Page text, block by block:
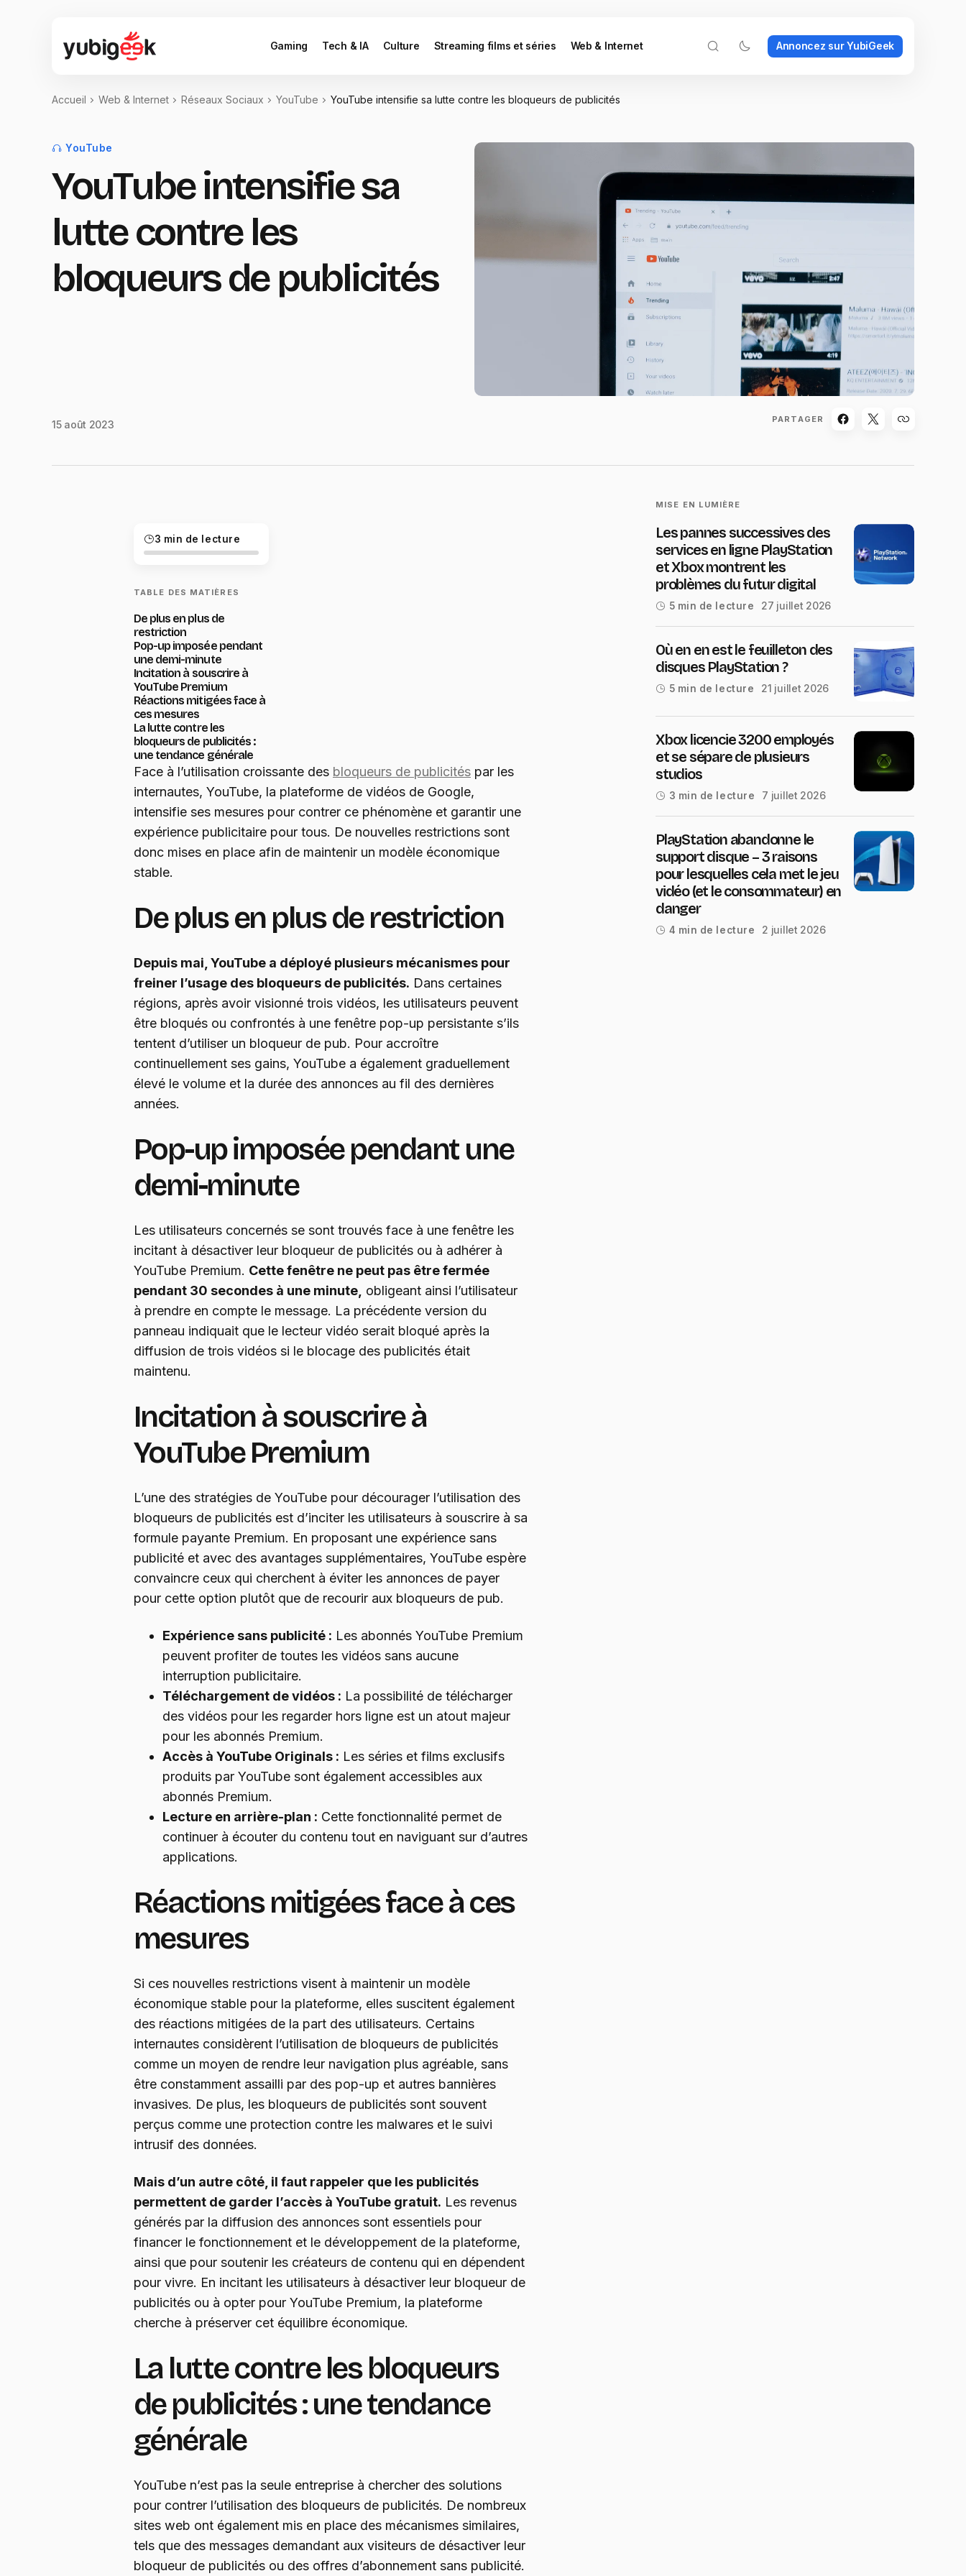
Gaming Tech & IA Culture Streaming films et séries Web & Internet Annoncez sur YubiGeek
Accueil Web & Internet Réseaux Sociaux YouTube YouTube intensifie sa lutte contre les bloqueurs de publicités
YouTube
YouTube intensifie sa
lutte contre les
bloqueurs de publicités
15 août 2023 PARTAGER
3 min de lecture
TABLE DES MATIÈRES
De plus en plus de
restriction
Pop-up imposée pendant
une demi-minute
Incitation à souscrire à
YouTube Premium
Réactions mitigées face à
ces mesures
La lutte contre les
bloqueurs de publicités :
une tendance générale
Face à l’utilisation croissante des bloqueurs de publicités par les
internautes, YouTube, la plateforme de vidéos de Google,
intensifie ses mesures pour contrer ce phénomène et garantir une
expérience publicitaire pour tous. De nouvelles restrictions sont
donc mises en place afin de maintenir un modèle économique
stable.
De plus en plus de restriction
Depuis mai, YouTube a déployé plusieurs mécanismes pour
freiner l’usage des bloqueurs de publicités. Dans certaines
régions, après avoir visionné trois vidéos, les utilisateurs peuvent
être bloqués ou confrontés à une fenêtre pop-up persistante s’ils
tentent d’utiliser un bloqueur de pub. Pour accroître
continuellement ses gains, YouTube a également graduellement
élevé le volume et la durée des annonces au fil des dernières
années.
Pop-up imposée pendant une
demi-minute
Les utilisateurs concernés se sont trouvés face à une fenêtre les
incitant à désactiver leur bloqueur de publicités ou à adhérer à
YouTube Premium. Cette fenêtre ne peut pas être fermée
pendant 30 secondes à une minute, obligeant ainsi l’utilisateur
à prendre en compte le message. La précédente version du
panneau indiquait que le lecteur vidéo serait bloqué après la
diffusion de trois vidéos si le blocage des publicités était
maintenu.
Incitation à souscrire à
YouTube Premium
L’une des stratégies de YouTube pour décourager l’utilisation des
bloqueurs de publicités est d’inciter les utilisateurs à souscrire à sa
formule payante Premium. En proposant une expérience sans
publicité et avec des avantages supplémentaires, YouTube espère
convaincre ceux qui cherchent à éviter les annonces de payer
pour cette option plutôt que de recourir aux bloqueurs de pub.
Expérience sans publicité : Les abonnés YouTube Premium
peuvent profiter de toutes les vidéos sans aucune
interruption publicitaire.
Téléchargement de vidéos : La possibilité de télécharger
des vidéos pour les regarder hors ligne est un atout majeur
pour les abonnés Premium.
Accès à YouTube Originals : Les séries et films exclusifs
produits par YouTube sont également accessibles aux
abonnés Premium.
Lecture en arrière-plan : Cette fonctionnalité permet de
continuer à écouter du contenu tout en naviguant sur d’autres
applications.
Réactions mitigées face à ces
mesures
Si ces nouvelles restrictions visent à maintenir un modèle
économique stable pour la plateforme, elles suscitent également
des réactions mitigées de la part des utilisateurs. Certains
internautes considèrent l’utilisation de bloqueurs de publicités
comme un moyen de rendre leur navigation plus agréable, sans
être constamment assailli par des pop-up et autres bannières
invasives. De plus, les bloqueurs de publicités sont souvent
perçus comme une protection contre les malwares et le suivi
intrusif des données.
Mais d’un autre côté, il faut rappeler que les publicités
permettent de garder l’accès à YouTube gratuit. Les revenus
générés par la diffusion des annonces sont essentiels pour
financer le fonctionnement et le développement de la plateforme,
ainsi que pour soutenir les créateurs de contenu qui en dépendent
pour vivre. En incitant les utilisateurs à désactiver leur bloqueur de
publicités ou à opter pour YouTube Premium, la plateforme
cherche à préserver cet équilibre économique.
La lutte contre les bloqueurs
de publicités : une tendance
générale
YouTube n’est pas la seule entreprise à chercher des solutions
pour contrer l’utilisation des bloqueurs de publicités. De nombreux
sites web ont également mis en place des mécanismes similaires,
tels que des messages demandant aux visiteurs de désactiver leur
bloqueur de publicités ou des offres d’abonnement sans publicité.
MISE EN LUMIÈRE
Les pannes successives des
services en ligne PlayStation
et Xbox montrent les
problèmes du futur digital
5 min de lecture 27 juillet 2026
Où en en est le feuilleton des
disques PlayStation ?
5 min de lecture 21 juillet 2026
Xbox licencie 3200 employés
et se sépare de plusieurs
studios
3 min de lecture 7 juillet 2026
PlayStation abandonne le
support disque – 3 raisons
pour lesquelles cela met le jeu
vidéo (et le consommateur) en
danger
4 min de lecture 2 juillet 2026